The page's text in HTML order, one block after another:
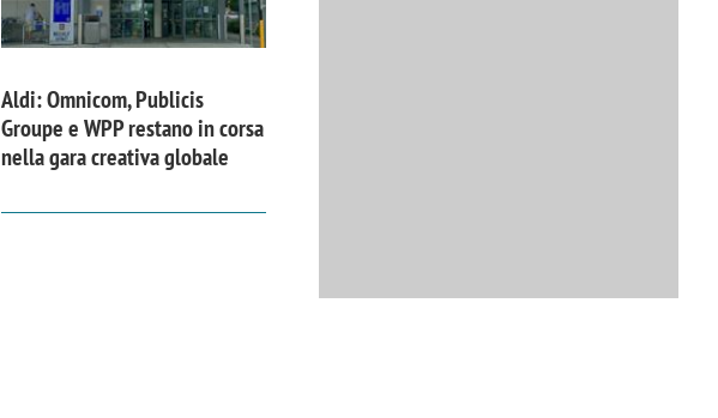
Aldi: Omnicom, Publicis
Groupe e WPP restano in corsa
nella gara creativa globale